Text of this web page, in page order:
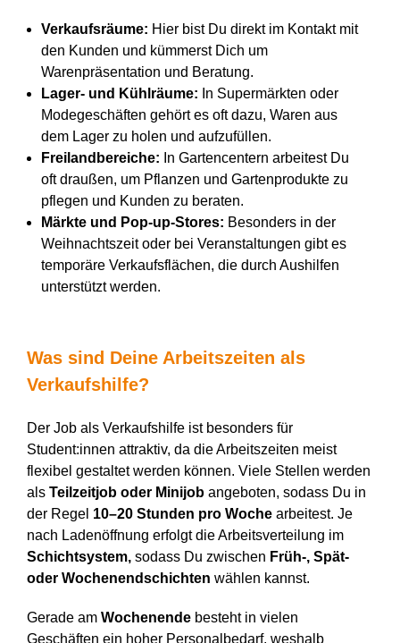
Verkaufsräume: Hier bist Du direkt im Kontakt mit
den Kunden und kümmerst Dich um
Warenpräsentation und Beratung.
Lager- und Kühlräume: In Supermärkten oder
Modegeschäften gehört es oft dazu, Waren aus
dem Lager zu holen und aufzufüllen.
Freilandbereiche: In Gartencentern arbeitest Du
oft draußen, um Pflanzen und Gartenprodukte zu
pflegen und Kunden zu beraten.
Märkte und Pop-up-Stores: Besonders in der
Weihnachtszeit oder bei Veranstaltungen gibt es
temporäre Verkaufsflächen, die durch Aushilfen
unterstützt werden.
Was sind Deine Arbeitszeiten als
Verkaufshilfe?
Der Job als Verkaufshilfe ist besonders für
Student:innen attraktiv, da die Arbeitszeiten meist
flexibel gestaltet werden können. Viele Stellen werden
als Teilzeitjob oder Minijobangeboten, sodass Du in
der Regel 10–20 Stunden pro Wochearbeitest. Je
nach Ladenöffnung erfolgt die Arbeitsverteilung im
Schichtsystem,sodass Du zwischen Früh-, Spät-
oder Wochenendschichten wählen kannst.
Gerade am Wochenendebesteht in vielen
Geschäften ein hoher Personalbedarf, weshalb